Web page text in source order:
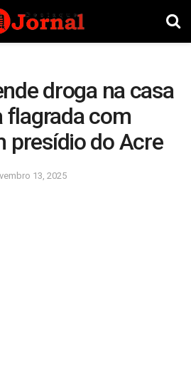
droga na casa
flagrada com
presídio do Acre
13, 2025